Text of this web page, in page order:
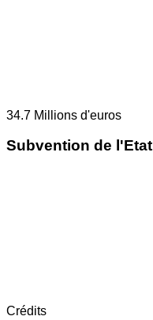
34.7 Millions d'euros
Subvention de l'Etat
Crédits